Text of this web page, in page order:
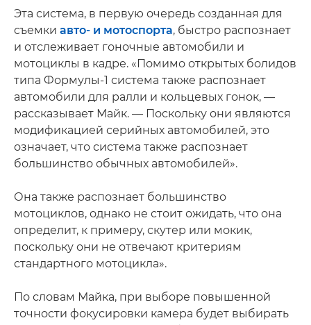
Эта система, в первую очередь созданная для
съемки авто- и мотоспорта, быстро распознает
и отслеживает гоночные автомобили и
мотоциклы в кадре. «Помимо открытых болидов
типа Формулы-1 система также распознает
автомобили для ралли и кольцевых гонок, —
рассказывает Майк. — Поскольку они являются
модификацией серийных автомобилей, это
означает, что система также распознает
большинство обычных автомобилей».
Она также распознает большинство
мотоциклов, однако не стоит ожидать, что она
определит, к примеру, скутер или мокик,
поскольку они не отвечают критериям
стандартного мотоцикла».
По словам Майка, при выборе повышенной
точности фокусировки камера будет выбирать